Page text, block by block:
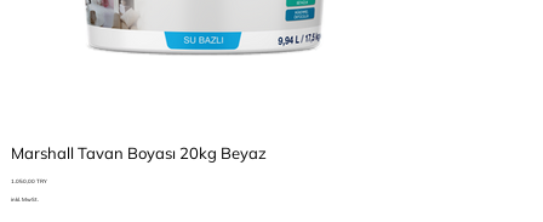
Marshall Tavan Boyası 20kg Beyaz
Preis
1.050,00 TRY
inkl. MwSt.